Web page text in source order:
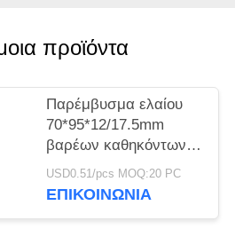
προϊόντα
Παρέμβυσμα ελαίου
70*95*12/17.5mm
βαρέων καθηκόντων
άξονας NBR
70x95x12/17.5mm
USD0.51/pcs MOQ:20 PC
ΕΠΙΚΟΙΝΩΝΙΑ